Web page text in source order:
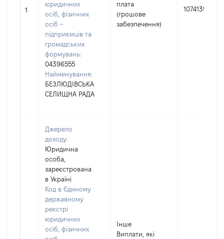
1
юридичних
осіб, фізичних
осіб –
підприємців та
громадських
формувань:
04396555
Найменування:
БЕЗЛЮДІВСЬКА
СЕЛИЩНА РАДА
плата
(грошове
забезпечення)
1074139
Джерело
доходу:
Юридична
особа,
зареєстрована
в Україні
Код в Єдиному
державному
реєстрі
юридичних
осіб, фізичних
Інше
Виплати, які